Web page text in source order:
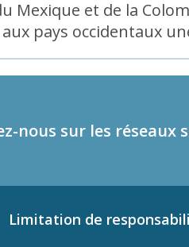
Mexique et de la
pays occidentaux
nous sur les réseaux
Limitation de